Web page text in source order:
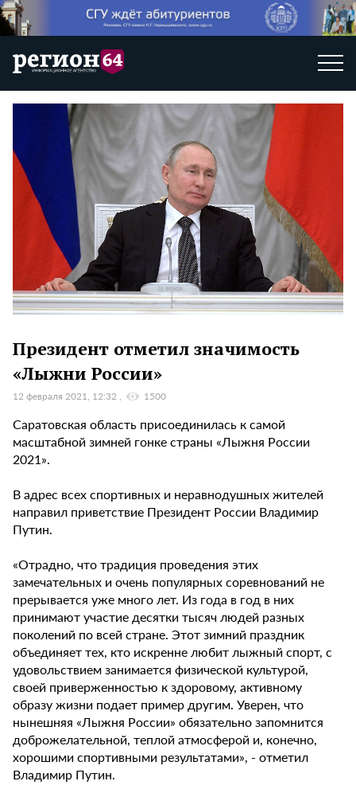
Президент отметил значимость
«Лыжни России»
12 февраля 2021, 12:32 1500
Саратовская область присоединилась к самой
масштабной зимней гонке страны «Лыжня России
2021».
В адрес всех спортивных и неравнодушных жителей
направил приветствие Президент России Владимир
Путин.
«Отрадно, что традиция проведения этих
замечательных и очень популярных соревнований не
прерывается уже много лет. Из года в год в них
принимают участие десятки тысяч людей разных
поколений по всей стране. Этот зимний праздник
объединяет тех, кто искренне любит лыжный спорт, с
удовольствием занимается физической культурой,
своей приверженностью к здоровому, активному
образу жизни подает пример другим. Уверен, что
нынешняя «Лыжня России» обязательно запомнится
доброжелательной, теплой атмосферой и, конечно,
хорошими спортивными результатами», - отметил
Владимир Путин.